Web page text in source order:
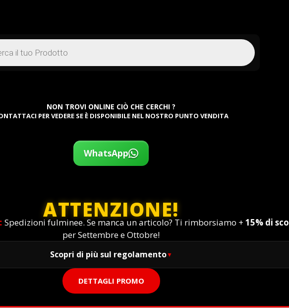
NON TROVI ONLINE CIÒ CHE CERCHI ?
PER VEDERE SE È DISPONIBILE NEL NOSTRO PUNTO VENDITA
WhatsApp
ATTENZIONE!
Spedizioni fulminee. Se manca un articolo? Ti rimborsiamo + 15% di
per Settembre e Ottobre!
Scopri di più sul regolamento
DETTAGLI PROMO